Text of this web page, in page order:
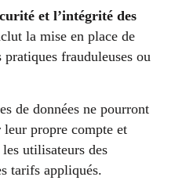
et l’intégrité des
la mise en place de
frauduleuses ou
de données ne pourront
leur propre compte et
utilisateurs des
tarifs appliqués.